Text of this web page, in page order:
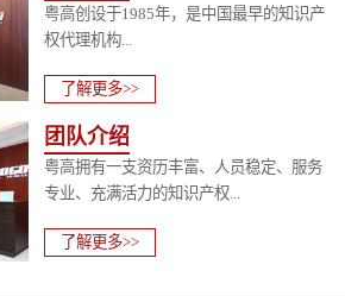
粤高创设于1985年，是中国最早的知识产
权代理机构...
了解更多>>
团队介绍
粤高拥有一支资历丰富、人员稳定、服务
专业、充满活力的知识产权...
了解更多>>